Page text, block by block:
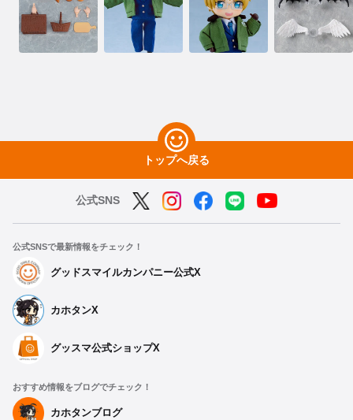
トップへ戻る
公式SNS
公式SNSで最新情報をチェック！
グッドスマイルカンパニー公式X
カホタンX
グッスマ公式ショップX
おすすめ情報をブログでチェック！
カホタンブログ